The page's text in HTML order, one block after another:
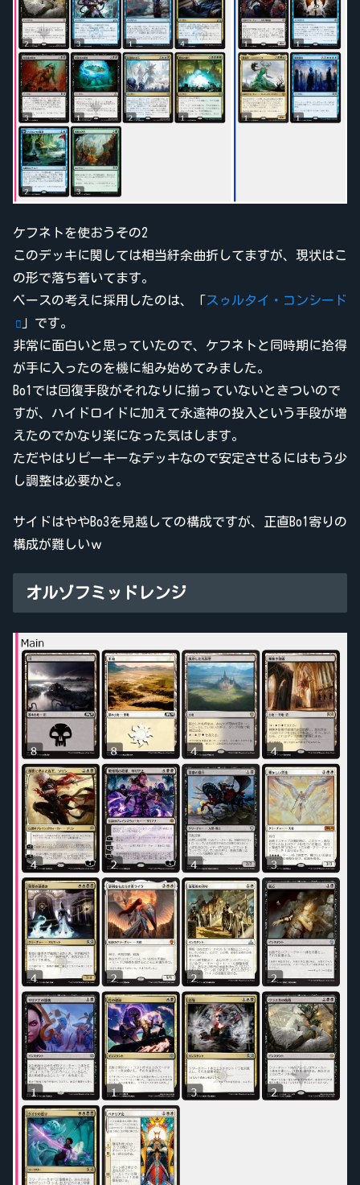
ケフネトを使おうその2
このデッキに関しては相当紆余曲折してますが、現状はこ
の形で落ち着いてます。
ベースの考えに採用したのは、「スゥルタイ・コンシード
」です。
非常に面白いと思っていたので、ケフネトと同時期に拾得
が手に入ったのを機に組み始めてみました。
Bo1では回復手段がそれなりに揃っていないときついので
すが、ハイドロイドに加えて永遠神の投入という手段が増
えたのでかなり楽になった気はします。
ただやはりピーキーなデッキなので安定させるにはもう少
し調整は必要かと。
サイドはややBo3を見越しての構成ですが、正直Bo1寄りの
構成が難しいｗ
オルゾフミッドレンジ